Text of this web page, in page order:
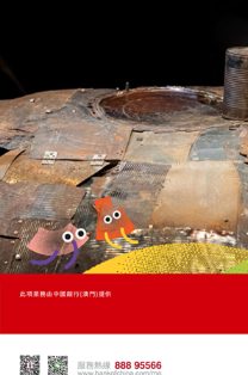
共建誠信消費環境
消委會社區宣傳「誠信店」
14/06/2024 39909